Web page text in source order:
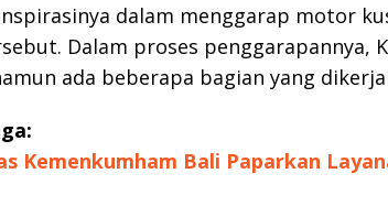
dalam menggarap motor
Dalam proses penggarapannya,
ada beberapa bagian yang
Kemenkumham Bali Paparkan